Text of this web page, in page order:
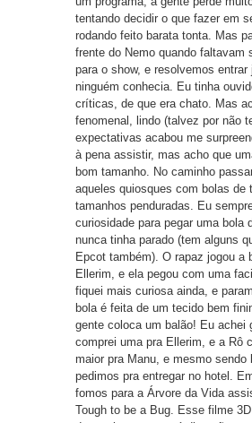
tentando decidir o que fazer em
rodando feito barata tonta. Mas
frente do Nemo quando faltavam
para o show, e resolvemos entrar
ninguém conhecia. Eu tinha
críticas, de que era chato. Mas
fenomenal, lindo (talvez por não
expectativas acabou me
à pena assistir, mas acho que
bom tamanho.
No caminho
aqueles quiosques com bolas de
tamanhos penduradas. Eu
curiosidade para pegar uma bola
nunca tinha parado (tem alguns
Epcot também). O rapaz jogou a
Ellerim, e ela pegou com uma
fiquei mais curiosa ainda, e
bola é feita de um tecido bem
gente coloca um balão! Eu achei
comprei uma pra Ellerim, e a Rô
maior pra Manu, e mesmo sendo
pedimos pra entregar no hotel.
fomos para a Árvore da Vida
Tough to be a Bug. Esse filme